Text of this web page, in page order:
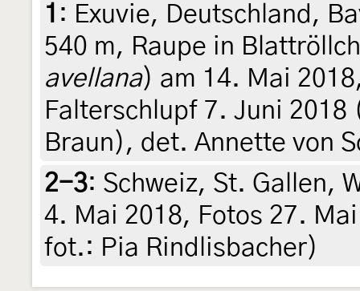
1 : Exuvie, Deutschland,
540 m, Raupe in
avellana) am 14. Mai
Falterschlupf 7. Juni
Braun), det. Annette von
2-3: Schweiz, St. Gallen,
4. Mai 2018, Fotos 27.
fot.: Pia Rindlisbacher)